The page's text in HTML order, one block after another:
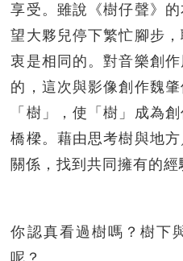
享受。雖說《樹仔聲》
望大夥兒停下繁忙腳步
衷是相同的。對音樂創
的，這次與影像創作魏
「樹」，使「樹」成為
橋樑。藉由思考樹與地
關係，找到共同擁有的經
你認真看過樹嗎？樹下
呢？